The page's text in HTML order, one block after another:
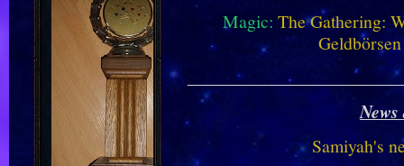
Magic: The Gathering:
Samiyah's